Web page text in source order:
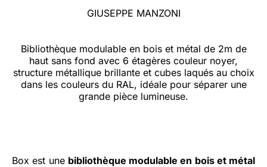
GIUSEPPE MANZONI
Bibliothèque modulable en bois et métal de 2m de
haut sans fond avec 6 étagères couleur noyer,
structure métallique brillante et cubes laqués au choix
dans les couleurs du RAL, idéale pour séparer une
grande pièce lumineuse.
Box est une bibliothèque modulable en bois et métal